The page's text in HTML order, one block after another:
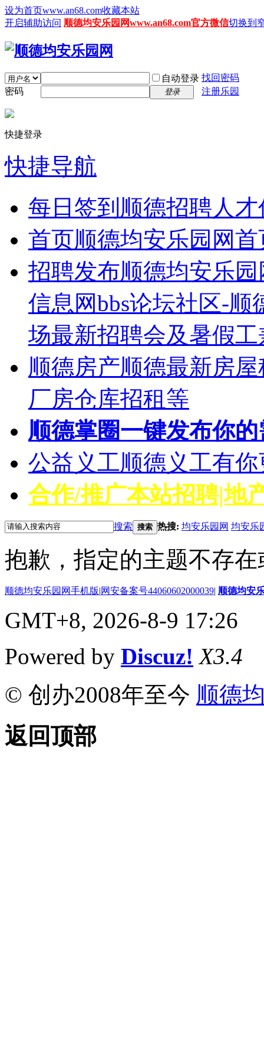
设为首页www.an68.com收藏本站
开启辅助访问 顺德均安乐园网www.an68.com官方微信切换到
自动登录 找回密码
密码
登录 注册乐园
快捷登录
快捷导航
每日签到 顺德招聘人
首页顺德均安乐园网首
招聘发布顺德均安乐
信息网bbs论坛社区-
场最新招聘会及暑假
顺德房产顺德最新房
厂房仓库招租等
顺德掌圈一键发布你
公益义工顺德义工有
合作/推广本站招聘|地
搜索 搜索 热搜: 均安乐园网 均安乐
抱歉，指定的主题不存
顺德均安乐园网手机版|网安备案号44060602000039| 顺德均安
GMT+8, 2026-8-9 17:26
Powered by Discuz! X3.4
© 创办2008年至今 顺德
返回顶部